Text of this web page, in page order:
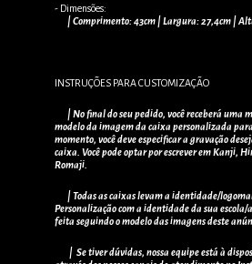
- Dimensões:
| Comprimento: 43cm | Largura: 27,4cm |
INSTRUÇÕES PARA CUSTOMIZAÇÃO
| No final do seu pedido, você receberá uma
modelo da imagem da caixa personalizada
momento, você deve especificar a gravação
caixa. Você pode optar por escrever em Kanji,
Romaji.
| Todas as caixas levam a identidade/
Personalização com a identidade da sua escola/
feita seguindo o modelo das imagens deste
| Se tiver dúvidas, nossa equipe está à